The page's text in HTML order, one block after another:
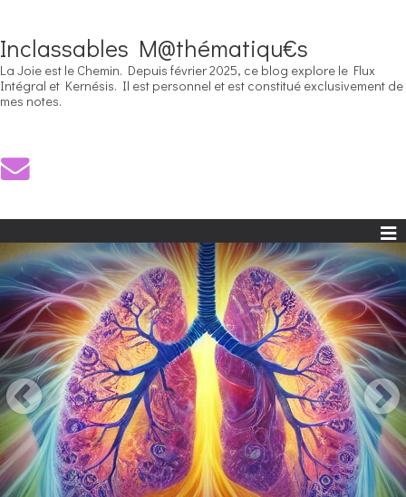
Inclassables M@thématiqu€s
La Joie est le Chemin. Depuis février 2025, ce blog explore le Flux
Intégral et Kernésis. Il est personnel et est constitué exclusivement de
mes notes.